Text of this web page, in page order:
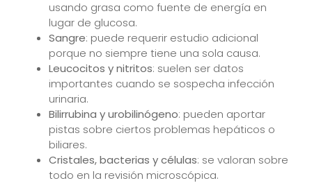
usando grasa como fuente de energía en
lugar de glucosa.
Sangre: puede requerir estudio adicional
porque no siempre tiene una sola causa.
Leucocitos y nitritos: suelen ser datos
importantes cuando se sospecha infección
urinaria.
Bilirrubina y urobilinógeno: pueden aportar
pistas sobre ciertos problemas hepáticos o
biliares.
Cristales, bacterias y células: se valoran sobre
todo en la revisión microscópica.